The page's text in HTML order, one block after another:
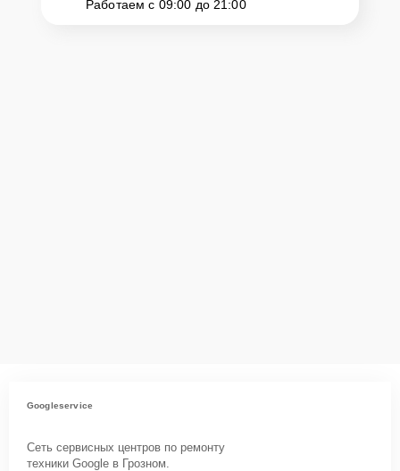
Работаем с 09:00 до 21:00
Googleservice
Сеть сервисных центров по ремонту
техники Google в Грозном.